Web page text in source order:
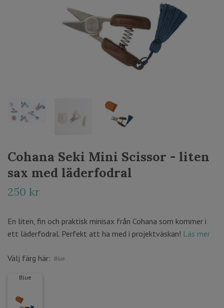
Cohana Seki Mini Scissor - liten
sax med läderfodral
250 kr
En liten, fin och praktisk minisax från Cohana som kommer i
ett läderfodral. Perfekt att ha med i projektväskan! Läs mer
Välj färg här: Blue
Blue